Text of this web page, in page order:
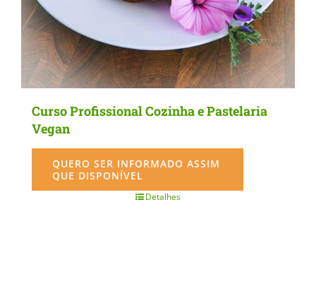
the
product
page
Curso Profissional Cozinha e Pastelaria
Vegan
QUERO SER INFORMADO ASSIM
QUE DISPONÍVEL
Detalhes